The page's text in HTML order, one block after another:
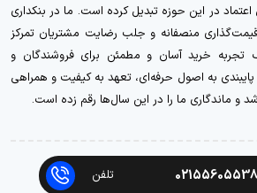
در این حوزه تبدیل کرده است. ما در بنکداری
قیمت‌گذاری منصفانه و جلب رضایت مشتریان تمرکز
تجربه خرید آسان و مطمئن برای فروشندگان و
به اصول حرفه‌ای، تعهد به کیفیت و همراهی
و ماندگاری ما را در این سال‌ها رقم زده است.
تلفن